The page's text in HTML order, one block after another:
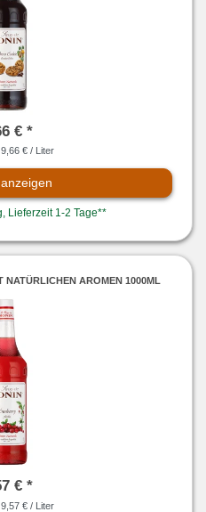
€ *
9,66 € / Liter
Lieferzeit 1-2 Tage**
NATÜRLICHEN AROMEN 1000ML
€ *
9,57 € / Liter